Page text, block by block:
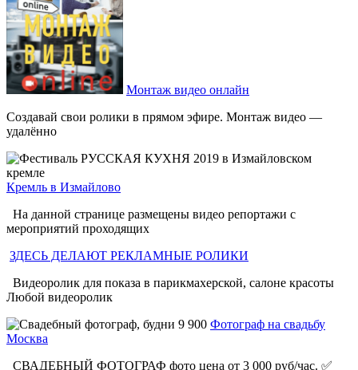
Монтаж видео онлайн
Создавай свои ролики в прямом эфире. Монтаж видео —
удалённо
Кремль в Измайлово
На данной странице размещены видео репортажи с
мероприятий проходящих
ЗДЕСЬ ДЕЛАЮТ РЕКЛАМНЫЕ РОЛИКИ
Видеоролик для показа в парикмахерской, салоне красоты
Любой видеоролик
Фотограф на свадьбу
Москва
СВАДЕБНЫЙ ФОТОГРАФ фото цена от 3 000 руб/час. ✅